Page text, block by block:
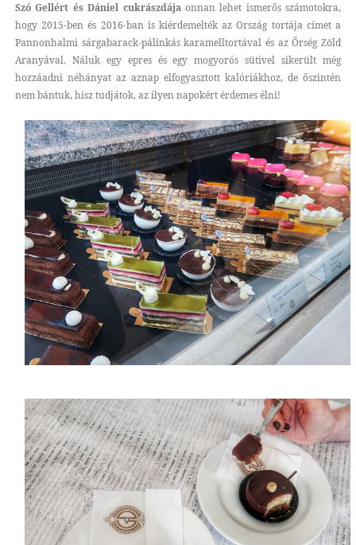
Szó Gellért és Dániel cukrászdájaonnan lehet ismerős számotokra,
hogy 2015-ben és 2016-ban is kiérdemelték az Ország tortája címet a
Pannonhalmi sárgabarack-pálinkás karamelltortával és az Őrség Zöld
Aranyával. Náluk egy epres és egy mogyorós sütivel sikerült még
hozzáadni néhányat az aznap elfogyasztott kalóriákhoz, de őszintén
nem bántuk, hisz tudjátok, az ilyen napokért érdemes élni!